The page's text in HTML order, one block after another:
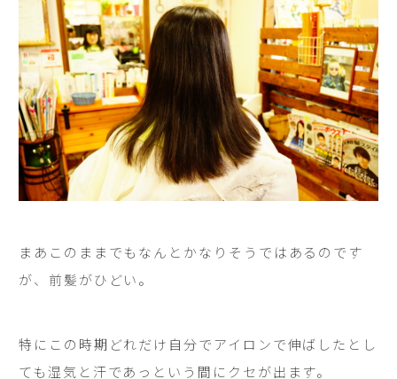
まあこのままでもなんとかなりそうではあるのです
が、前髪がひどい。
特にこの時期どれだけ自分でアイロンで伸ばしたとし
ても湿気と汗であっという間にクセが出ます。